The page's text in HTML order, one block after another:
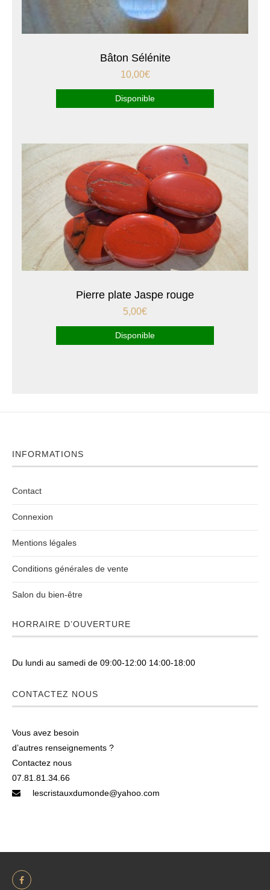
Bâton Sélénite
10,00€
Disponible
Pierre plate Jaspe rouge
5,00€
Disponible
INFORMATIONS
Contact
Connexion
Mentions légales
Conditions générales de vente
Salon du bien-être
HORRAIRE D’OUVERTURE
Du lundi au samedi de 09:00-12:00 14:00-18:00
CONTACTEZ NOUS
Vous avez besoin
d’autres renseignements ?
Contactez nous
07.81.81.34.66
lescristauxdumonde@yahoo.com